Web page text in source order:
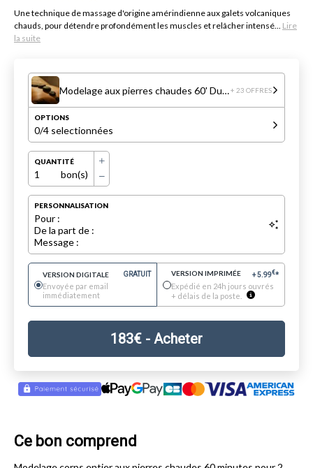
Une technique de massage d'origine amérindienne aux galets volcaniques
chauds, pour détendre profondément les muscles et relâcher intensé... Lire
la suite
Modelage aux pierres chaudes 60' Duo (d'octobre à mars)+ 23 OFFRES
OPTIONS
0/4 selectionnées
QUANTITÉ
1 bon(s)
PERSONNALISATION
Pour :
De la part de :
Message :
VERSION DIGITALE GRATUIT
Envoyée par email
immédiatement
VERSION IMPRIMÉE +5.99€*
Expédié en 24h jours ouvrés
+ délais de la poste.
183€ - Acheter
Ce bon comprend